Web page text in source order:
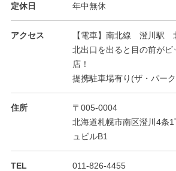
定休日 年中無休
アクセス
【電車】南北線 澄川駅
北出口を出ると目の前が
店！
提携駐車場有り(ザ・パー
住所
〒005-0004
北海道札幌市南区澄川4
ュビルB1
TEL 011-826-4455